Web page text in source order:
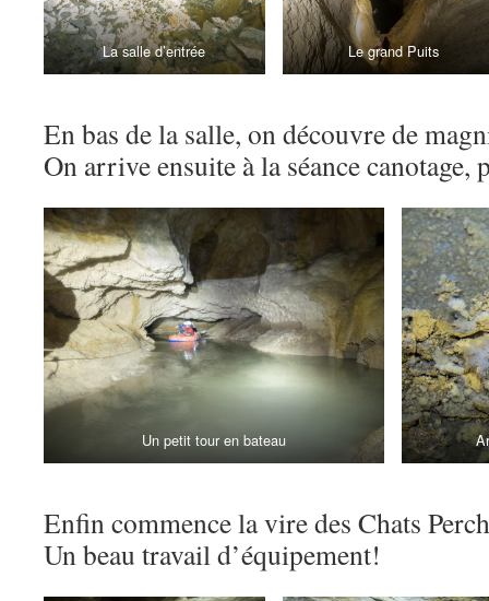
La salle d’entrée Le grand Puits
En bas de la salle, on découvre de
On arrive ensuite à la séance
Un petit tour en bateau
Enfin commence la vire des Chats
Un beau travail d’équipement!